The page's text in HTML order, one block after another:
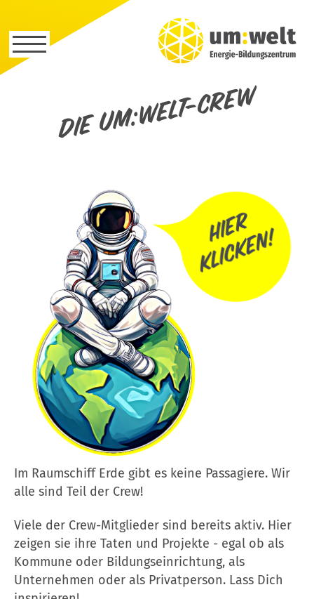
Die um:welt-Crew
Im Raumschiff Erde gibt es keine Passagiere. Wir
alle sind Teil der Crew!
Viele der Crew-Mitglieder sind bereits aktiv. Hier
zeigen sie ihre Taten und Projekte - egal ob als
Kommune oder Bildungseinrichtung, als
Unternehmen oder als Privatperson. Lass Dich